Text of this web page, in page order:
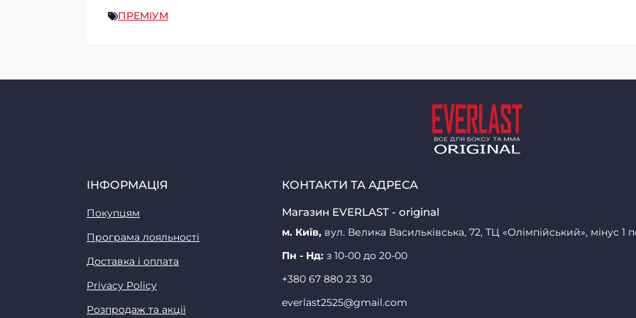
ПРЕМІУМ
ІНФОРМАЦІЯ
Покупцям
Програма лояльності
Доставка і оплата
Privacy Policy
Розпродаж та акції
КОНТАКТИ ТА АДРЕСА
Магазин EVERLAST - original
м. Київ, вул. Велика Васильківська, 72, ТЦ «Олімпійський», мінус 1
Пн - Нд: з 10-00 до 20-00
+380 67 880 23 30
everlast2525@gmail.com